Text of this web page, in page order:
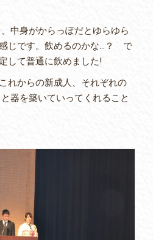
中身がからっぽだとゆらゆら
じです。飲めるのかな…？ で
して普通に飲めました!
れからの新成人、それぞれの
器を築いていってくれること